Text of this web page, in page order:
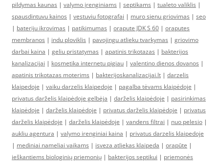
pildymas kaunas | valymo įrenginiams | septikams | tualeto valiklis |
spausdintuvu kainos | vestuviu fotografai | muro sienu griovimas | seo
| bateriju ikrovimas | patikimumas | orapute JDK S 60 | oraputes
membranos | indu ploviklis | pavojingu atlieku tvarkymas | griovimo
darbai kaina | geliu pristatymas | apatinis trikotazas | bakterijos
kanalizacijai | kosmetika internetu pigiau | valentino dienos dovanos |
apatinis trikotazas moterims | bakterijoskanalizacijai.lt | darzelis
klaipedoje | vaiku darzelis klaipedoje | pagalba tėvams klaipėdoje |
privatus darželis klaipėdoje gelbėja | darželis klaipėdoje | pasirinkimas
klaipėdoje | darželis klaipėdoje | privatus darželis klaipėdoje | privatus
darželis klaipėdoje | darželis klaipėdoje | vandens filtrai | nuo pelesio |
aukliu agentura | valymo irenginiai kaina | privatus darzelis klaipedoje
| mediniai nameliai vaikams | isveza atliekas klaipeda | orapūte |
ieškantiems biologinių priemonių | bakterijos septikui | priemonės